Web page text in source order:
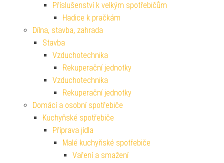
Příslušenství k velkým spotřebičům
Hadice k pračkám
Dílna, stavba, zahrada
Stavba
Vzduchotechnika
Rekuperační jednotky
Vzduchotechnika
Rekuperační jednotky
Domácí a osobní spotřebiče
Kuchyňské spotřebiče
Příprava jídla
Malé kuchyňské spotřebiče
Vaření a smažení